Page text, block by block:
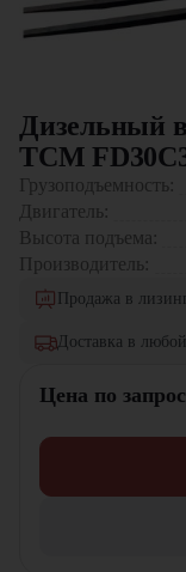
Дизельный
TCM
Грузоподъемность:
Двигатель:
Высота подъема:
Производитель:
Продажа в
Доставка в
Цена по